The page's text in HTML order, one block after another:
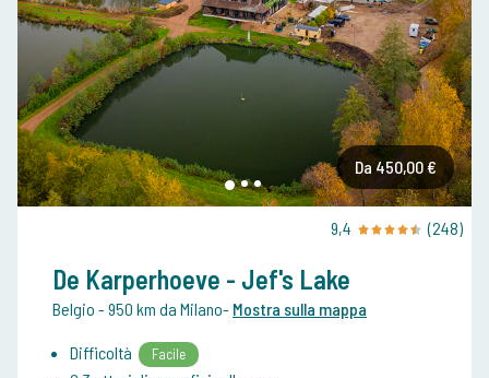
Da 450,00 €
9,4 (248)
De Karperhoeve - Jef's Lake
Belgio - 950 km da Milano- Mostra sulla mappa
Difficoltà Facile